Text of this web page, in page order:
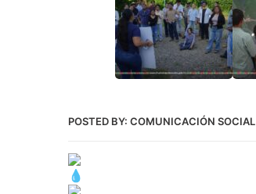
POSTED BY: COMUNICACIÓN SOCIAL